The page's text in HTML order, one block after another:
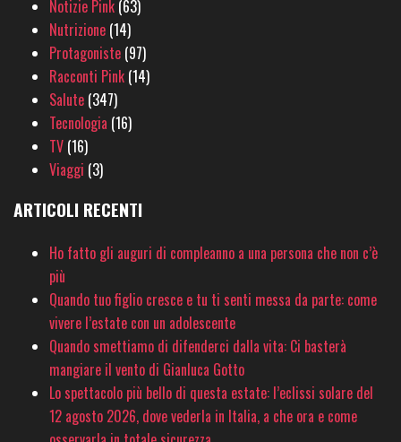
Notizie Pink (63)
Nutrizione (14)
Protagoniste (97)
Racconti Pink (14)
Salute (347)
Tecnologia (16)
TV (16)
Viaggi (3)
ARTICOLI RECENTI
Ho fatto gli auguri di compleanno a una persona che non c’è
più
Quando tuo figlio cresce e tu ti senti messa da parte: come
vivere l’estate con un adolescente
Quando smettiamo di difenderci dalla vita: Ci basterà
mangiare il vento di Gianluca Gotto
Lo spettacolo più bello di questa estate: l’eclissi solare del
12 agosto 2026, dove vederla in Italia, a che ora e come